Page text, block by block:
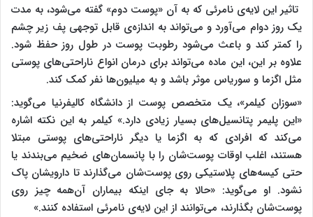
تاثیر این لایه‌ی نامرئی که به آن «پوست دوم» گفته می‌شود، به مدت
یک روز دوام می‌آورد و می‌تواند به اندازه‌ی قابل توجهی پف زیر چشم
را کمتر کند و باعث می‌شود رطوبت پوست در طول روز حفظ شود.
علاوه بر این، این ماده می‌تواند برای درمان انواع ناراحتی‌های پوستی
مثل اگزما و سوریاس موثر باشد و به میلیون‌ها نفر کمک کند.
«سوزان کیلمر»، یک متخصص پوست از دانشگاه کالیفرنیا می‌گوید:
«این پلیمر پتانسیل‌های بسیار زیادی دارد.» کیلمر به این نکته اشاره
می‌کند که افرادی که به اگزما یا دیگر ناراحتی‌های پوستی مبتلا
هستند، اغلب اوقات پوست‌شان را با پانسمان‌های ضخیم می‌بندند یا
حتی کیسه‌های پلاستیکی روی پوست‌شان می‌گذارند تا دارویشان پاک
نشود. او می‌گوید: «حالا به جای اینکه بیماران آن‌همه چیز روی
پوست‌شان بگذارند، می‌توانند از این لایه‌ی نامرئی استفاده کنند.»